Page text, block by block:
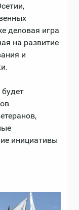
деловая игра
на развитие
и
инициативы